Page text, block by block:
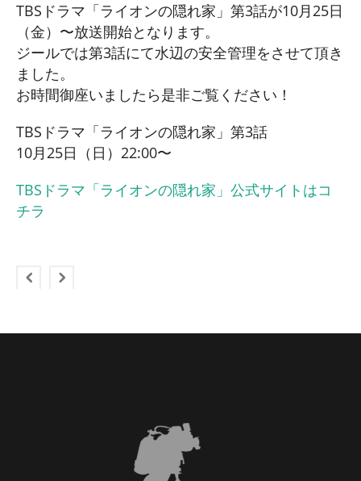
TBSドラマ「ライオンの隠れ家」第3話が10月25日
（金）〜放送開始となります。
ジールでは第3話にて水辺の安全管理をさせて頂き
ました。
お時間御座いましたら是非ご覧ください！
TBSドラマ「ライオンの隠れ家」第3話
10月25日（日）22:00〜
TBSドラマ「ライオンの隠れ家」公式サイトはコ
チラ